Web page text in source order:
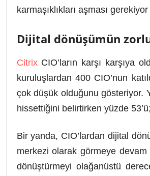
karmaşıklıkları aşması
Dijital dönüşümün
CitrixCIO’ların karşı karşıya
kuruluşlardan 400 CIO’nun
çok düşük olduğunu gösteriyor.
hissettiğini belirtirken yüzde
Bir yanda, CIO’lardan dijital
merkezi olarak görmeye devam
dönüştürmeyi olağanüstü